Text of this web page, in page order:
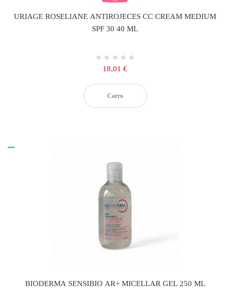
URIAGE ROSELIANE ANTIROJECES CC CREAM MEDIUM
SPF 30 40 ML
Precio
18,01 €
Carro
BIODERMA SENSIBIO AR+ MICELLAR GEL 250 ML